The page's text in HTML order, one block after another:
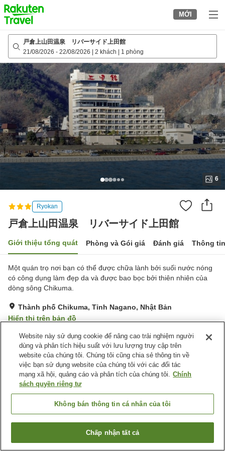
to
top
page
MỚI
戸倉上山田温泉 リバーサイド上田館
21/08/2026 - 22/08/2026 2 khách 1 phòng
6
Ryokan
戸倉上山田温泉 リバーサイド上田館
Giới thiệu tổng quát Phòng và Gói giá Đánh giá Thông
Một quán trọ nơi bạn có thể được chữa lành bởi suối nước nóng
có công dụng làm đẹp da và được bao bọc bởi thiên nhiên của
dòng sông Chikuma.
Thành phố Chikuma, Tỉnh Nagano, Nhật Bản
Hiển thị trên bản đồ
Rất tốt Đánh giá:509 lượt
Tiện nghi chỗ nghỉ
Bãi đỗ xe
Máy bán hàng tự động
Cửa hàng
Trang chủ Nhật Bản Tỉnh Nagano
Thành phố Chikuma
戸倉上山田温泉 リバーサイド上田館
Tìm phòng trống
Website này sử dụng cookie để nâng cao trải nghiệm người
dùng và phân tích hiệu suất với lưu lượng truy cập trên
website của chúng tôi. Chúng tôi cũng chia sẻ thông tin về
việc bạn sử dụng website của chúng tôi với các đối tác
mạng xã hội, quảng cáo và phân tích của chúng tôi. Chính
sách quyền riêng tư
Không bán thông tin cá nhân của tôi
Chấp nhận tất cả